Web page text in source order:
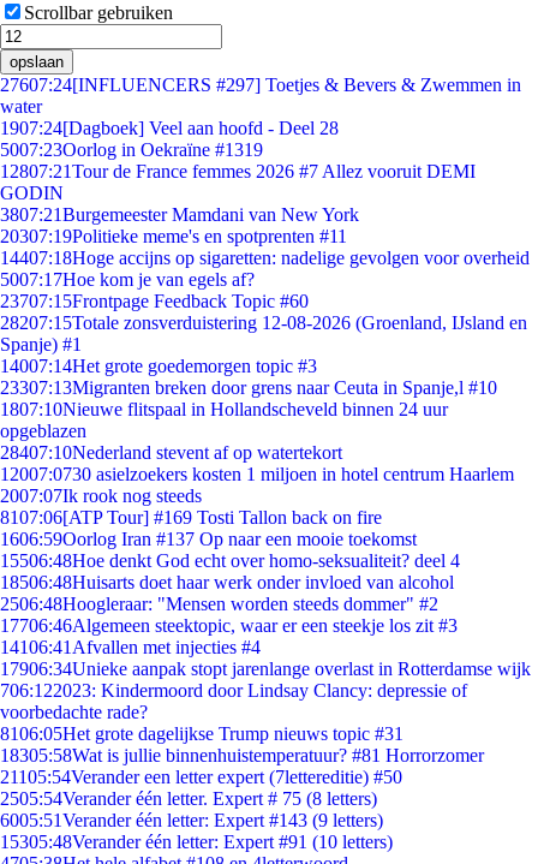
Scrollbar gebruiken
opslaan
27607:24[INFLUENCERS #297] Toetjes & Bevers & Zwemmen in
water
1907:24[Dagboek] Veel aan hoofd - Deel 28
5007:23Oorlog in Oekraïne #1319
12807:21Tour de France femmes 2026 #7 Allez vooruit DEMI
GODIN
3807:21Burgemeester Mamdani van New York
20307:19Politieke meme's en spotprenten #11
14407:18Hoge accijns op sigaretten: nadelige gevolgen voor overheid
5007:17Hoe kom je van egels af?
23707:15Frontpage Feedback Topic #60
28207:15Totale zonsverduistering 12-08-2026 (Groenland, IJsland en
Spanje) #1
14007:14Het grote goedemorgen topic #3
23307:13Migranten breken door grens naar Ceuta in Spanje,l #10
1807:10Nieuwe flitspaal in Hollandscheveld binnen 24 uur
opgeblazen
28407:10Nederland stevent af op watertekort
12007:0730 asielzoekers kosten 1 miljoen in hotel centrum Haarlem
2007:07Ik rook nog steeds
8107:06[ATP Tour] #169 Tosti Tallon back on fire
1606:59Oorlog Iran #137 Op naar een mooie toekomst
15506:48Hoe denkt God echt over homo-seksualiteit? deel 4
18506:48Huisarts doet haar werk onder invloed van alcohol
2506:48Hoogleraar: "Mensen worden steeds dommer" #2
17706:46Algemeen steektopic, waar er een steekje los zit #3
14106:41 Afvallen met injecties #4
17906:34Unieke aanpak stopt jarenlange overlast in Rotterdamse wijk
706:122023: Kindermoord door Lindsay Clancy: depressie of
voorbedachte rade?
8106:05Het grote dagelijkse Trump nieuws topic #31
18305:58Wat is jullie binnenhuistemperatuur? #81 Horrorzomer
21105:54Verander een letter expert (7lettereditie) #50
2505:54Verander één letter. Expert # 75 (8 letters)
6005:51Verander één letter: Expert #143 (9 letters)
15305:48Verander één letter: Expert #91 (10 letters)